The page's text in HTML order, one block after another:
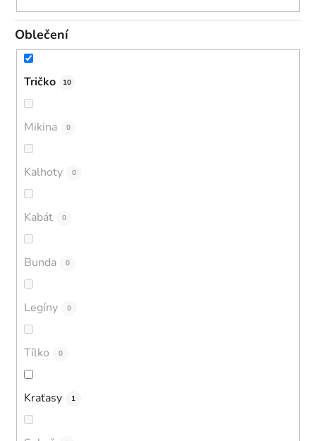
Oblečení
Tričko 10
Mikina 0
Kalhoty 0
Kabát 0
Bunda 0
Legíny 0
Tílko 0
Kraťasy 1